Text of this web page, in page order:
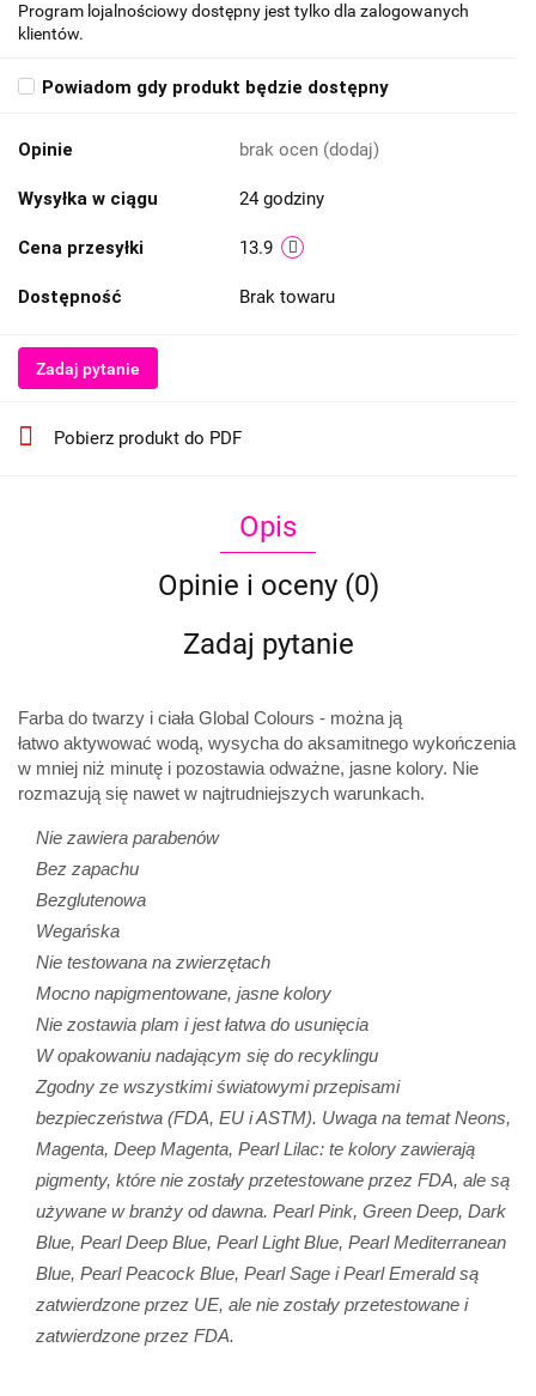
Program lojalnościowy dostępny jest tylko dla zalogowanych
klientów.
Powiadom gdy produkt będzie dostępny
Opinie brak ocen (dodaj)
Wysyłka w ciągu 24 godziny
Cena przesyłki 13.9
Dostępność Brak towaru
Zadaj pytanie
Pobierz produkt do PDF
Opis
Opinie i oceny (0)
Zadaj pytanie
Farba do twarzy i ciała Global Colours - można ją
łatwo aktywować wodą, wysycha do aksamitnego wykończenia
w mniej niż minutę i pozostawia odważne, jasne kolory. Nie
rozmazują się nawet w najtrudniejszych warunkach.
Nie zawiera parabenów
Bez zapachu
Bezglutenowa
Wegańska
Nie testowana na zwierzętach
Mocno napigmentowane, jasne kolory
Nie zostawia plam i jest łatwa do usunięcia
W opakowaniu nadającym się do recyklingu
Zgodny ze wszystkimi światowymi przepisami
bezpieczeństwa (FDA, EU i ASTM). Uwaga na temat Neons,
Magenta, Deep Magenta, Pearl Lilac: te kolory zawierają
pigmenty, które nie zostały przetestowane przez FDA, ale są
używane w branży od dawna. Pearl Pink, Green Deep, Dark
Blue, Pearl Deep Blue, Pearl Light Blue, Pearl Mediterranean
Blue, Pearl Peacock Blue, Pearl Sage i Pearl Emerald są
zatwierdzone przez UE, ale nie zostały przetestowane i
zatwierdzone przez FDA.